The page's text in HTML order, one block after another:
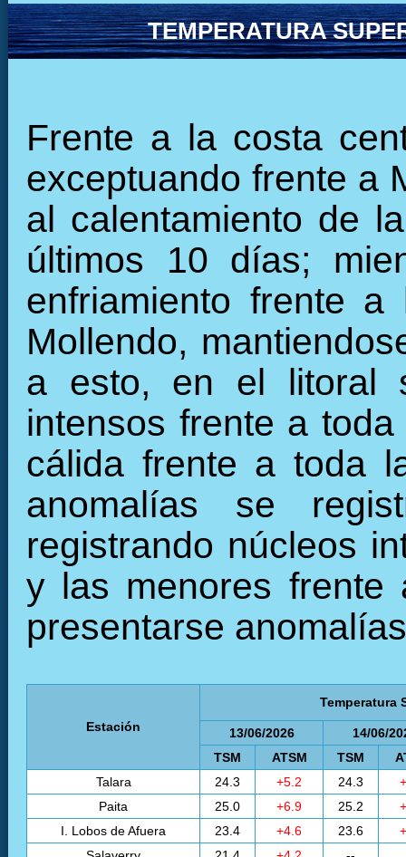
TEMPERATURA
Frente a la costa
exceptuando frente a
al calentamiento de
últimos 10 días;
enfriamiento frente
Mollendo,
a esto, en el litoral
intensos frente a
cálida frente a toda
anomalías se
registrando núcleos
y las menores
presentarse
Estación
Temperatura
13/06/2026
14/06/
TSM
ATSM TSM
Talara
24.3 +5.2 24.3
Paita
25.0 +6.9 25.2
I. Lobos de Afuera
23.4 +4.6 23.6